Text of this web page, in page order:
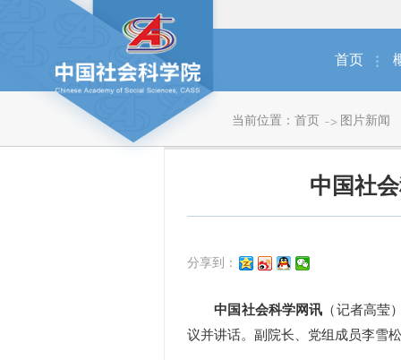
首页
当前位置： 首页 图片新闻
中国社
分享到：
中国社会科学网讯 （记者高莹
议并讲话。副院长、党组成员李雪